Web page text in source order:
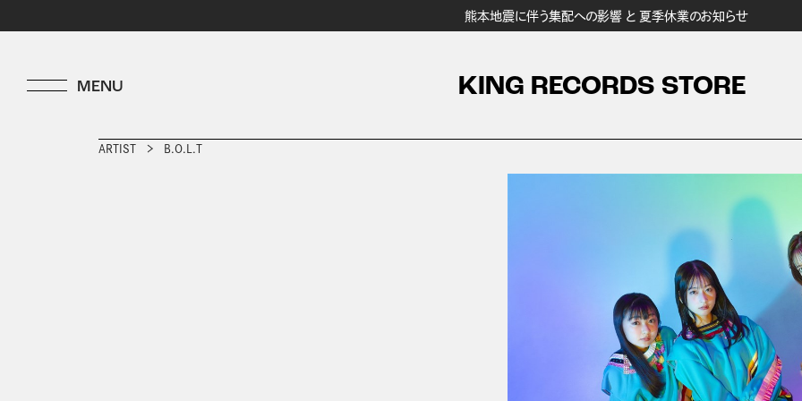
熊本地震に伴う集配への影響 と 夏季休業のお知らせ
KING RECORDS STORE
ARTIST B.O.L.T